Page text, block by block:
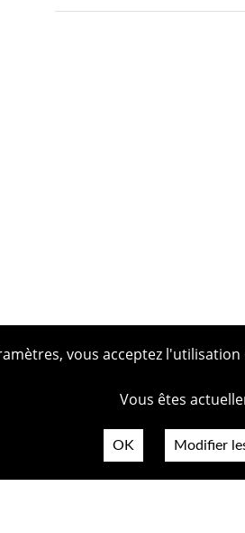
vous acceptez
Vous êtes
OK Modifier